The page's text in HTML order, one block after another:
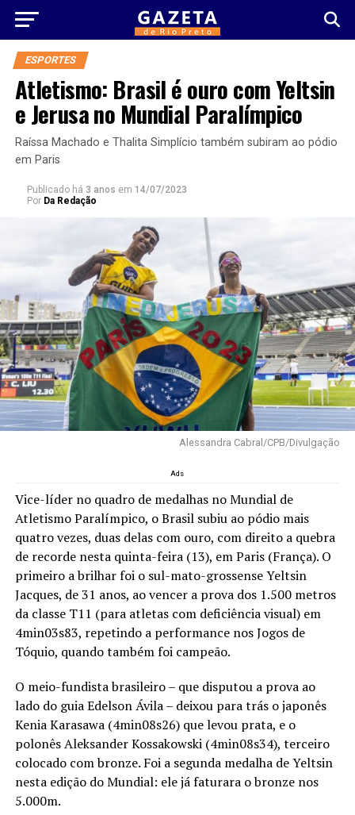
ESPORTES
Atletismo: Brasil é ouro com Yeltsin
e Jerusa no Mundial Paralímpico
Raíssa Machado e Thalita Simplício também subiram ao pódio
em Paris
Publicado há 3 anos em 14/07/2023
Por Da Redação
Alessandra Cabral/CPB/Divulgação
Ads
Vice-líder no quadro de medalhas no Mundial de
Atletismo Paralímpico, o Brasil subiu ao pódio mais
quatro vezes, duas delas com ouro, com direito a quebra
de recorde nesta quinta-feira (13), em Paris (França). O
primeiro a brilhar foi o sul-mato-grossense Yeltsin
Jacques, de 31 anos, ao vencer a prova dos 1.500 metros
da classe T11 (para atletas com deficiência visual) em
4min03s83, repetindo a performance nos Jogos de
Tóquio, quando também foi campeão.
O meio-fundista brasileiro – que disputou a prova ao
lado do guia Edelson Ávila – deixou para trás o japonês
Kenia Karasawa (4min08s26) que levou prata, e o
polonês Aleksander Kossakowski (4min08s34), terceiro
colocado com bronze. Foi a segunda medalha de Yeltsin
nesta edição do Mundial: ele já faturara o bronze nos
5.000m.